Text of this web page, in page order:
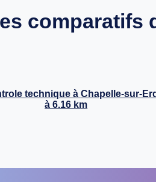
comparatifs
technique à Chapelle-sur-
à 6.16 km